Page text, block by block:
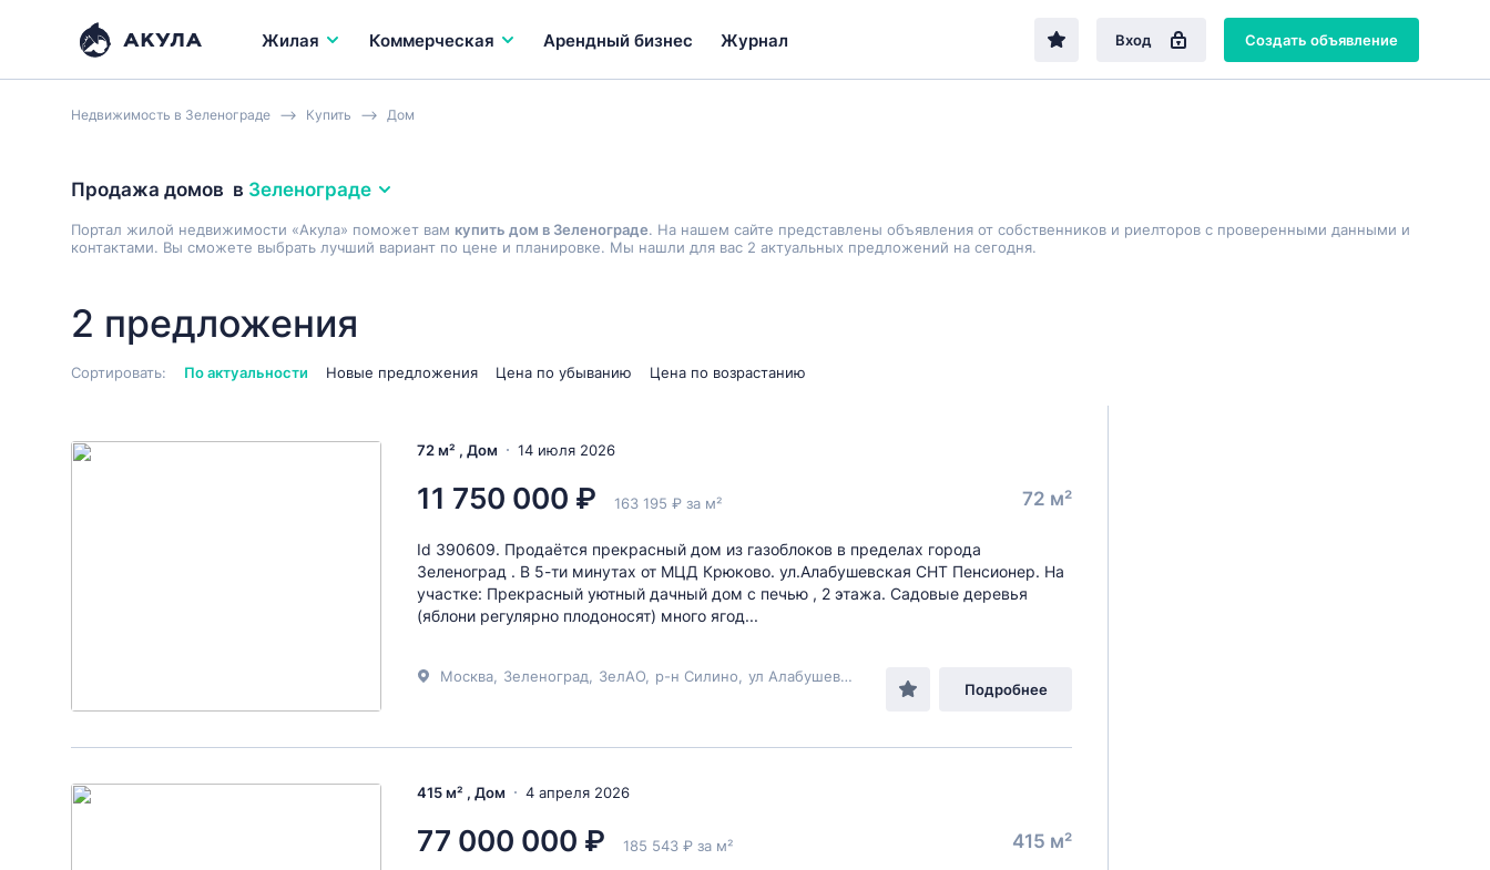
Жилая Коммерческая Арендный бизнес Журнал Вход Создать объявление
Недвижимость в Зеленограде Купить Дом
Продажа домов в Зеленограде
Портал жилой недвижимости «Акула» поможет вам купить дом в Зеленограде. На нашем сайте представлены объявления от собственников и риелторов с проверенными данными и
контактами. Вы сможете выбрать лучший вариант по цене и планировке. Мы нашли для вас 2 актуальных предложений на сегодня.
2 предложения
Сортировать: По актуальности Новые предложения Цена по убыванию Цена по возрастанию
72 м² , Дом 14 июля 2026
11 750 000 ₽ 163 195 ₽ за м² 72 м²
Id 390609. Продаётся прекрасный дом из газоблоков в пределах города
Зеленоград . В 5-ти минутах от МЦД Крюково. ул.Алабушевская СНТ Пенсионер. Hа
участке: Прекрасный уютный дачный дом c печью , 2 этажа. Садовые деревья
(яблони регулярно плодоносят) много ягод...
Москва Зеленоград ЗелАО р-н Силино ул Алабушевская
Подробнее
415 м² , Дом 4 апреля 2026
77 000 000 ₽ 185 543 ₽ за м² 415 м²